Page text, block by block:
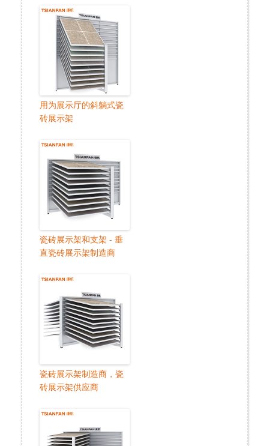
用为展示厅的斜躺式瓷
砖展示架
瓷砖展示架和支架 - 垂
直瓷砖展示架制造商
瓷砖展示架制造商，瓷
砖展示架供应商